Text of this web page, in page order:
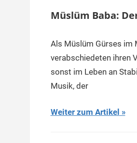
Müslüm Baba:
Als Müslüm Gürses im
verabschiedeten ihren
sonst im Leben an
Musik, der
Weiter zum Artikel